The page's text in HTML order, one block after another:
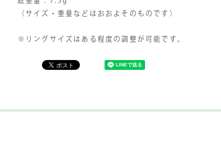
（サイズ・重量などはおおよそのものです）
※リングサイズはある程度の調整が可能です。